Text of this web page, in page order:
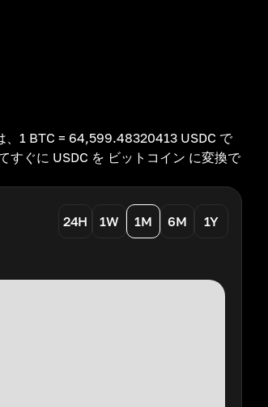
、1 BTC = 64,599.48320413 USDC で
ぐに USDC を ビットコイン に変換で
24H 1W 1M 6M 1Y